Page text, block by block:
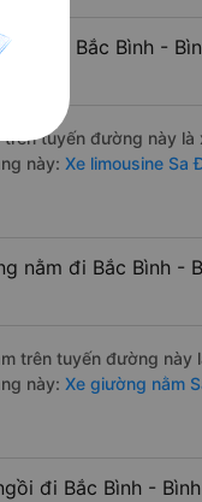
đi Bắc Bình -
tuyến đường này
này: Xe limousine Sa
nằm đi Bắc Bình -
trên tuyến đường này
này: Xe giường nằm
đi Bắc Bình -